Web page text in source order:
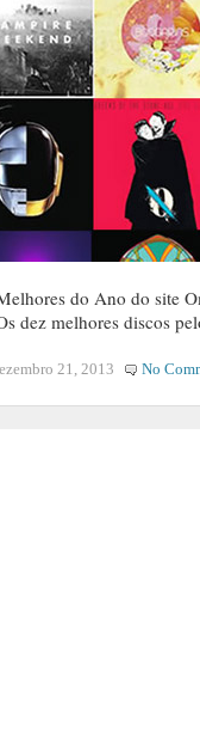
do Ano do site
dez melhores discos
21, 2013 No